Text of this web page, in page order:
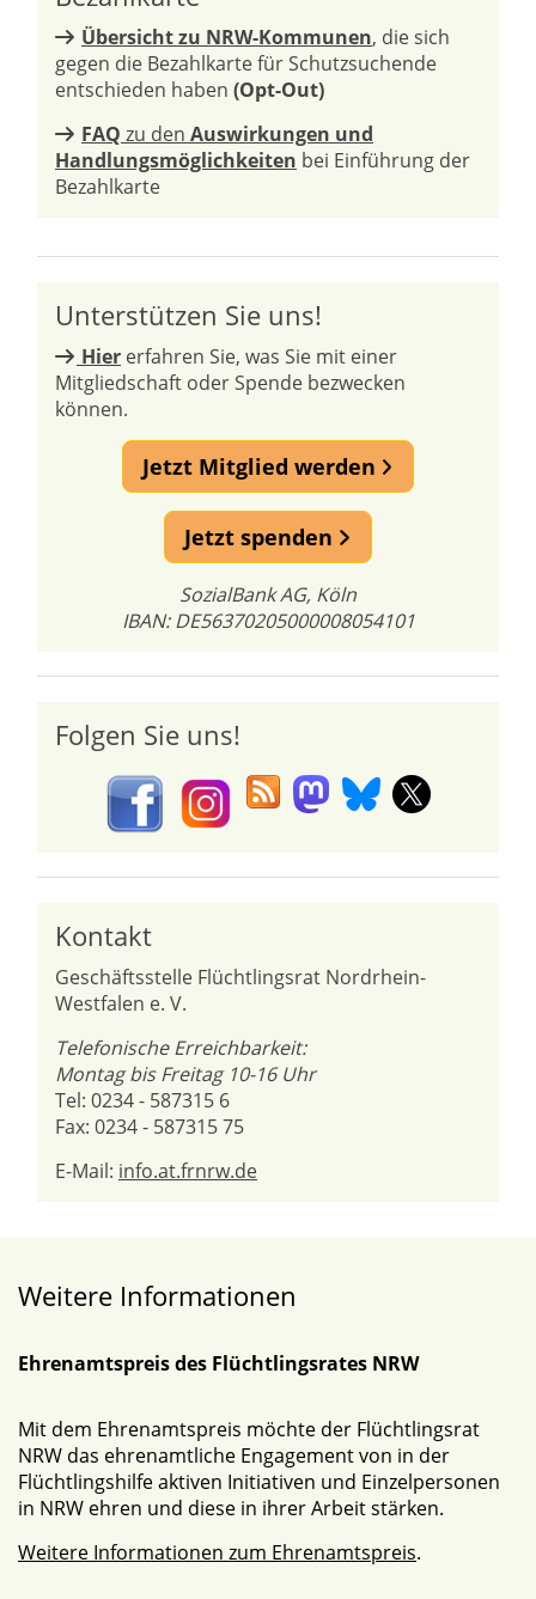
Übersicht zu NRW-Kommunen, die sich
gegen die Bezahlkarte für Schutzsuchende
entschieden haben (Opt-Out)
FAQ zu den Auswirkungen und
Handlungsmöglichkeiten bei Einführung der
Bezahlkarte
Unterstützen Sie uns!
Hier erfahren Sie, was Sie mit einer
Mitgliedschaft oder Spende bezwecken
können.
Jetzt Mitglied werden
Jetzt spenden
SozialBank AG, Köln
IBAN: DE56370205000008054101
Folgen Sie uns!
Kontakt
Geschäftsstelle Flüchtlingsrat Nordrhein-
Westfalen e. V.
Telefonische Erreichbarkeit:
Montag bis Freitag 10-16 Uhr
Tel: 0234 - 587315 6
Fax: 0234 - 587315 75
E-Mail: info.at.frnrw.de
Weitere Informationen
Ehrenamtspreis des Flüchtlingsrates NRW
Mit dem Ehrenamtspreis möchte der Flüchtlingsrat
NRW das ehrenamtliche Engagement von in der
Flüchtlingshilfe aktiven Initiativen und Einzelpersonen
in NRW ehren und diese in ihrer Arbeit stärken.
Weitere Informationen zum Ehrenamtspreis.